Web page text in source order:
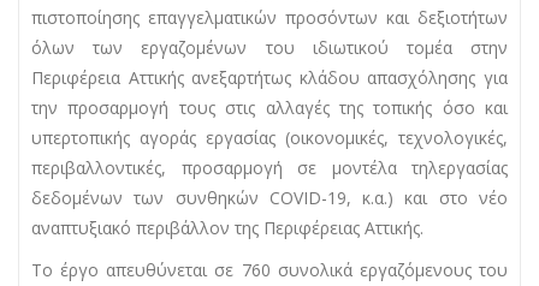
πιστοποίησης επαγγελματικών προσόντων και δεξιοτήτων
όλων των εργαζομένων του ιδιωτικού τομέα στην
Περιφέρεια Αττικής ανεξαρτήτως κλάδου απασχόλησης για
την προσαρμογή τους στις αλλαγές της τοπικής όσο και
υπερτοπικής αγοράς εργασίας (οικονομικές, τεχνολογικές,
περιβαλλοντικές, προσαρμογή σε μοντέλα τηλεργασίας
δεδομένων των συνθηκών COVID-19, κ.α.) και στο νέο
αναπτυξιακό περιβάλλον της Περιφέρειας Αττικής.
Το έργο απευθύνεται σε 760 συνολικά εργαζόμενους του